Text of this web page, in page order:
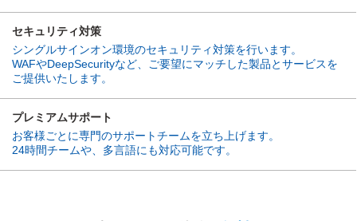
セキュリティ対策
シングルサインオン環境のセキュリティ対策を行います。
WAFやDeepSecurityなど、ご要望にマッチした製品とサービスを
ご提供いたします。
プレミアムサポート
お客様ごとに専門のサポートチームを立ち上げます。
24時間チームや、多言語にも対応可能です。